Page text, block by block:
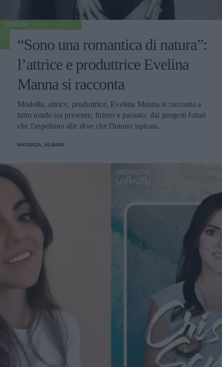
CINEMA
“Sono una romantica di natura”:
l’attrice e produttrice Evelina
Manna si racconta
Modella, attrice, produttrice, Evelina Manna si racconta a
tutto tondo tra presente, futuro e passato: dai progetti futuri
che l'aspettano alle dive che l'hanno ispirata.
NATASCIA_ALIBANI